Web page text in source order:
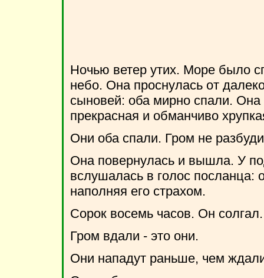
Ночью ветер утих. Море было
небо. Она проснулась от
сыновей: оба мирно спали. Она
прекрасная и обманчиво
Они оба спали. Гром не
Она повернулась и вышла. У
вслушалась в голос посланца:
наполняя его страхом.
Сорок восемь часов. Он солгал.
Гром вдали - это они.
Они нападут раньше, чем